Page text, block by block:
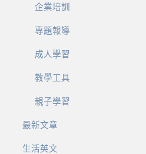
企業培訓
專題報導
成人學習
教學工具
親子學習
最新文章
生活英文